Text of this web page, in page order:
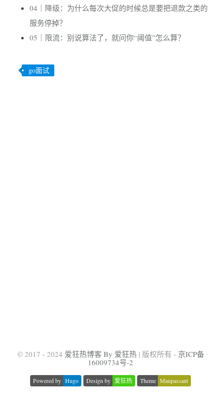
04｜降级：为什么每次大促的时候总是要把退款之类的
服务停掉？
05｜限流：别说算法了，就问你“阈值”怎么算？
go面试
© 2017 - 2024 爱狂热博客 By 爱狂热| 版权所有 - 京ICP备
16009734号-2
Powered by Hugo Design by 爱狂热 Theme Maupassant